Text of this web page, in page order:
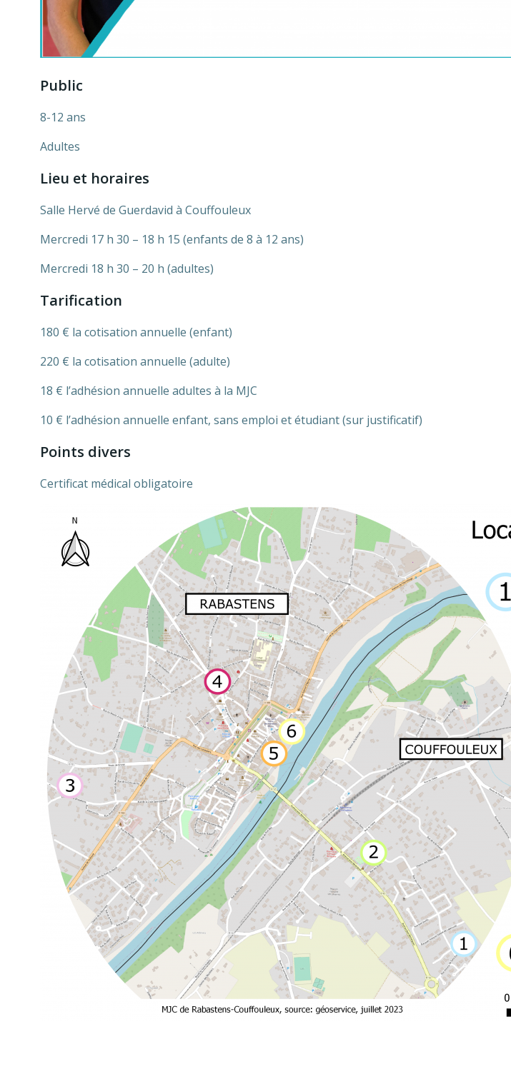
Public
8-12 ans
Adultes
Lieu et horaires
Salle Hervé de Guerdavid à Couffouleux
Mercredi 17 h 30 – 18 h 15 (enfants de 8 à 12 ans)
Mercredi 18 h 30 – 20 h (adultes)
Tarification
180 € la cotisation annuelle (enfant)
220 € la cotisation annuelle (adulte)
18 € l’adhésion annuelle adultes à la MJC
10 € l’adhésion annuelle enfant, sans emploi et étudiant (sur justificatif)
Points divers
Certificat médical obligatoire